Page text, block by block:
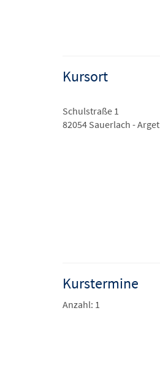
Kursort
Schulstraße 1
82054 Sauerlach - Arget
Kurstermine
Anzahl: 1